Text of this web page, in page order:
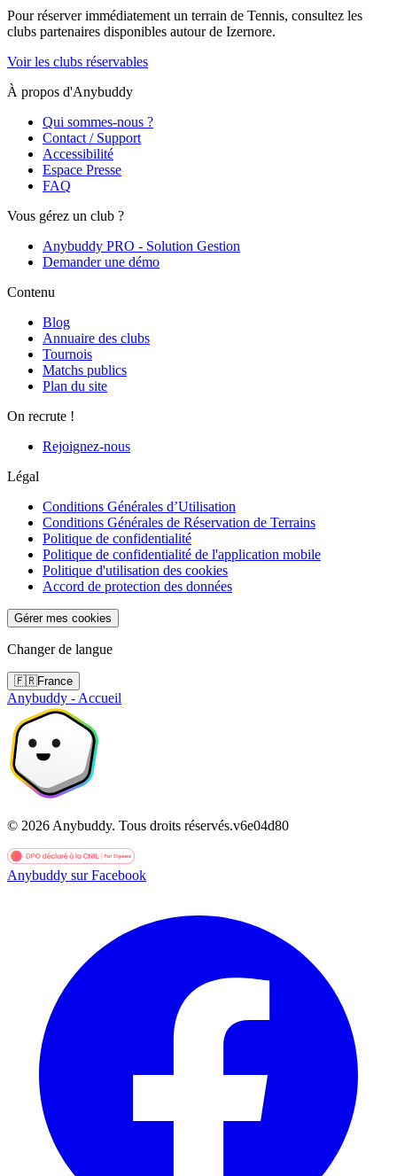
Pour réserver immédiatement un terrain de Tennis, consultez les
clubs partenaires disponibles autour de Izernore.
Voir les clubs réservables
À propos d'Anybuddy
Qui sommes-nous ?
Contact / Support
Accessibilité
Espace Presse
FAQ
Vous gérez un club ?
Anybuddy PRO - Solution Gestion
Demander une démo
Contenu
Blog
Annuaire des clubs
Tournois
Matchs publics
Plan du site
On recrute !
Rejoignez-nous
Légal
Conditions Générales d’Utilisation
Conditions Générales de Réservation de Terrains
Politique de confidentialité
Politique de confidentialité de l'application mobile
Politique d'utilisation des cookies
Accord de protection des données
Gérer mes cookies
Changer de langue
🇫🇷France
Anybuddy - Accueil
© 2026 Anybuddy. Tous droits réservés.v6e04d80
Anybuddy sur Facebook